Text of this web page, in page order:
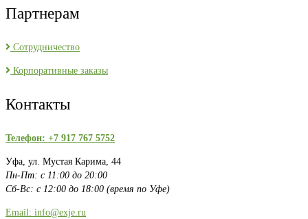
Партнерам
Сотрудничество
Корпоративные заказы
Контакты
Телефон: +7 917 767 5752
Уфа, ул. Мустая Карима, 44
Пн-Пт: с 11:00 до 20:00
Сб-Вс: с 12:00 до 18:00 (время по Уфе)
Email: info@exje.ru